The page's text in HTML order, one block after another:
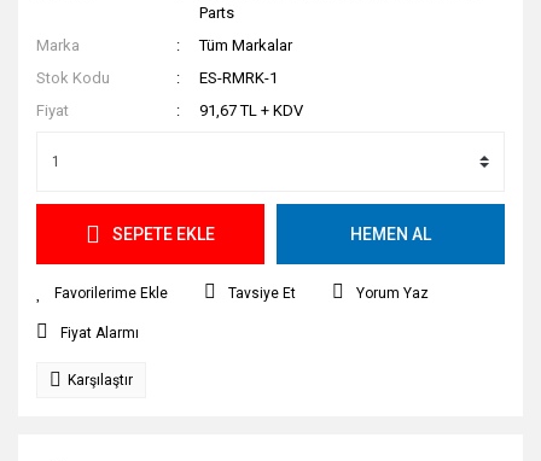
Parts
Marka
Tüm Markalar
Stok Kodu
ES-RMRK-1
Fiyat
91,67 TL + KDV
SEPETE EKLE HEMEN AL
Tavsiye Et Yorum Yaz
Fiyat Alarmı
Karşılaştır